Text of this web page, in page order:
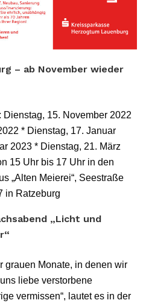
– ab November wieder
Dienstag, 15. November 2022
* Dienstag, 17. Januar
2023 * Dienstag, 21. März
15 Uhr bis 17 Uhr in den
„Alten Meierei“, Seestraße
in Ratzeburg
„Licht und
grauen Monate, in denen wir
liebe verstorbene
vermissen“, lautet es in der